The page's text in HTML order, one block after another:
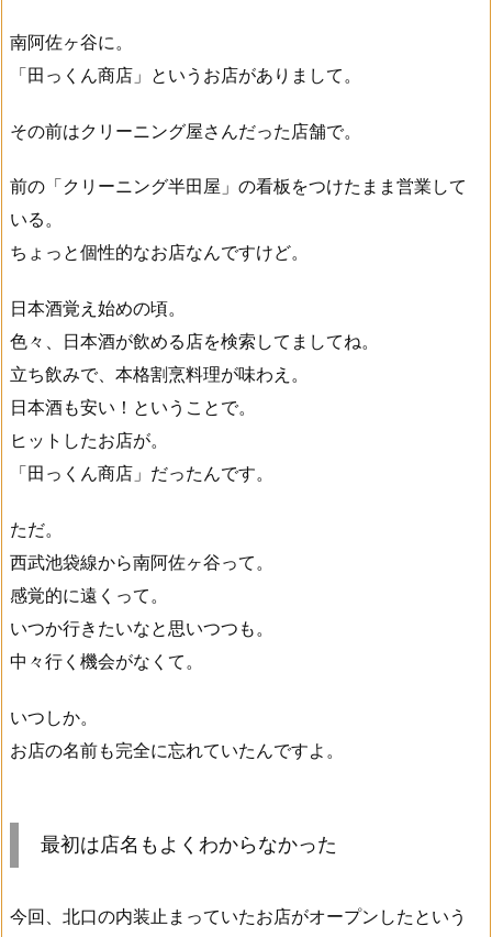
南阿佐ヶ谷に。
「田っくん商店」というお店がありまして。
その前はクリーニング屋さんだった店舗で。
前の「クリーニング半田屋」の看板をつけたまま営業して
いる。
ちょっと個性的なお店なんですけど。
日本酒覚え始めの頃。
色々、日本酒が飲める店を検索してましてね。
立ち飲みで、本格割烹料理が味わえ。
日本酒も安い！ということで。
ヒットしたお店が。
「田っくん商店」だったんです。
ただ。
西武池袋線から南阿佐ヶ谷って。
感覚的に遠くって。
いつか行きたいなと思いつつも。
中々行く機会がなくて。
いつしか。
お店の名前も完全に忘れていたんですよ。
最初は店名もよくわからなかった
今回、北口の内装止まっていたお店がオープンしたという